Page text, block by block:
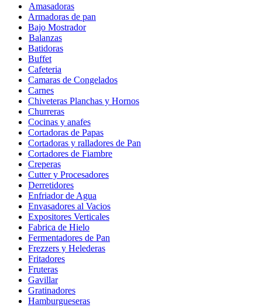
Amasadoras
Armadoras de pan
Bajo Mostrador
Balanzas
Batidoras
Buffet
Cafeteria
Camaras de Congelados
Carnes
Chiveteras Planchas y Hornos
Churreras
Cocinas y anafes
Cortadoras de Papas
Cortadoras y ralladores de Pan
Cortadores de Fiambre
Creperas
Cutter y Procesadores
Derretidores
Enfriador de Agua
Envasadores al Vacios
Expositores Verticales
Fabrica de Hielo
Fermentadores de Pan
Frezzers y Helederas
Fritadores
Fruteras
Gavillar
Gratinadores
Hamburgueseras